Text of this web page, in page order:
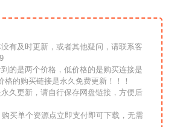
有及时更新，或者其他疑问，请联系客
的是两个价格，低价格的是购买连接是
格的购买链接是永久免费更新！！！
久更新，请自行保存网盘链接，方便后
买单个资源点立即支付即可下载，无需